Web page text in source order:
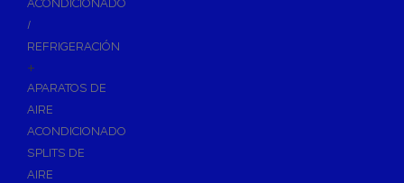
Asientos y Tapas de WC
Lavabos
Urinarios
Bidés
ACONDICIONADO
/
REFRIGERACIÓN
+
APARATOS DE
AIRE
ACONDICIONADO
SPLITS DE
AIRE